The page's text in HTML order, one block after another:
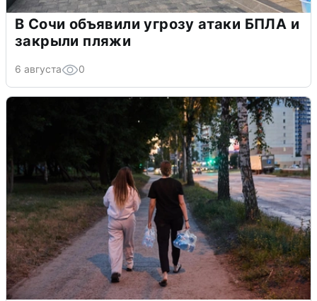
В Сочи объявили угрозу атаки БПЛА и
закрыли пляжи
6 августа 0